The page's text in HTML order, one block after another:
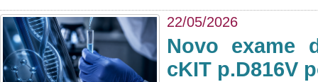
22/05/2026
Novo exame
cKIT p.D816V